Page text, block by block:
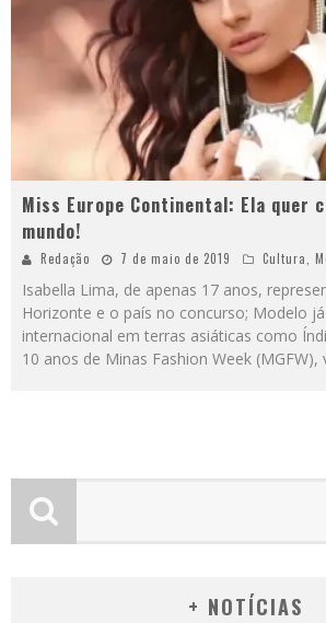
Miss Europe Continental: Ela quer
mundo!
Redação 7 de maio de 2019 Cultura,
Isabella Lima, de apenas 17 anos,
Horizonte e o país no concurso; Modelo
internacional em terras asiáticas como
10 anos de Minas Fashion Week (MGFW),
+ NOTÍCIAS